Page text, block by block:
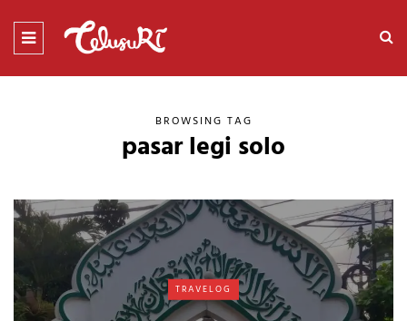
BROWSING TAG
pasar legi solo
TRAVELOG